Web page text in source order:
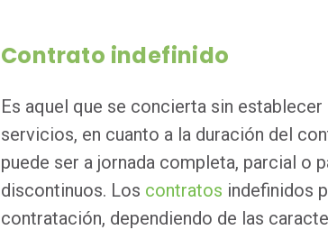
Contrato indefinido
Es aquel que se concierta sin
servicios, en cuanto a la duración del
puede ser a jornada completa, parcial o
discontinuos. Los contratos indefinidos
contratación, dependiendo de las